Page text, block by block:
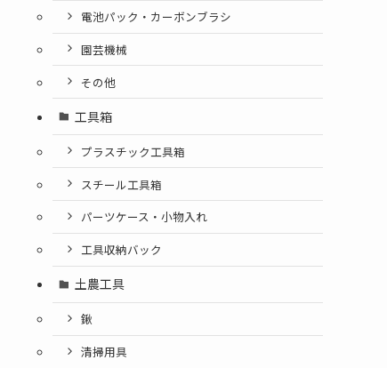
電池パック・カーボンブラシ
園芸機械
その他
工具箱
プラスチック工具箱
スチール工具箱
パーツケース・小物入れ
工具収納バック
土農工具
鍬
清掃用具